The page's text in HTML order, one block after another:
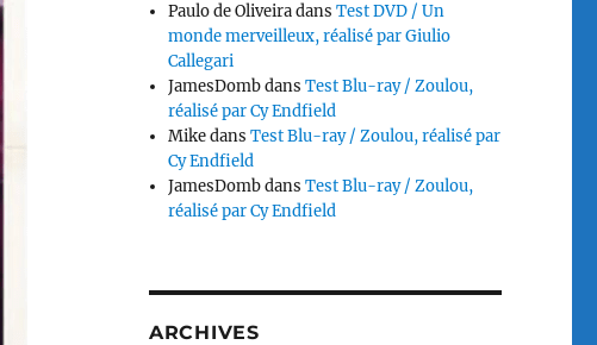
Paulo de OliveiradansTest DVD / Un
monde merveilleux, réalisé par Giulio
Callegari
JamesDombdansTest Blu-ray / Zoulou,
réalisé par Cy Endfield
MikedansTest Blu-ray / Zoulou, réalisé par
Cy Endfield
JamesDombdansTest Blu-ray / Zoulou,
réalisé par Cy Endfield
ARCHIVES